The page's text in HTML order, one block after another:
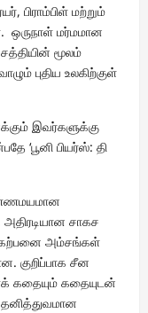
பிராம்பிள் மற்றும்
ஒருநாள் மர்மமான
மூலம்
புதிய உலகிற்குள்
இவர்களுக்கு
‘பூனி பியர்ஸ்: தி
அதிரடியான சாகச
கற்பனை அம்சங்கள்
குறிப்பாக சீன
கதையும் கதையுடன்